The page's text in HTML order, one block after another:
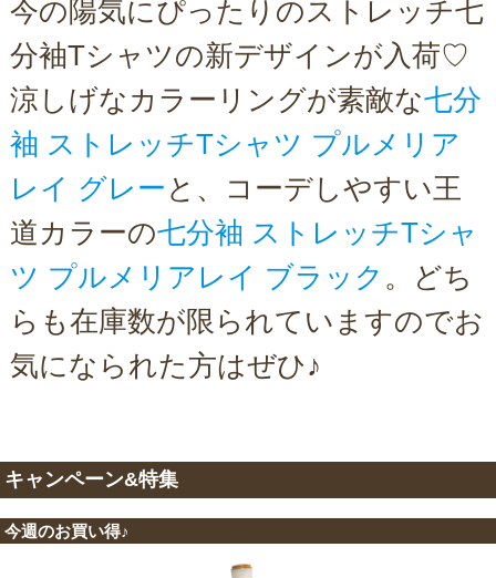
今の陽気にぴったりのストレッチ七
分袖Tシャツの新デザインが入荷♡
涼しげなカラーリングが素敵な七分
袖 ストレッチTシャツ プルメリア
レイ グレー と、コーデしやすい王
道カラーの七分袖 ストレッチTシャ
ツ プルメリアレイ ブラック 。どち
らも在庫数が限られていますのでお
気になられた方はぜひ♪
キャンペーン&特集
今週のお買い得♪